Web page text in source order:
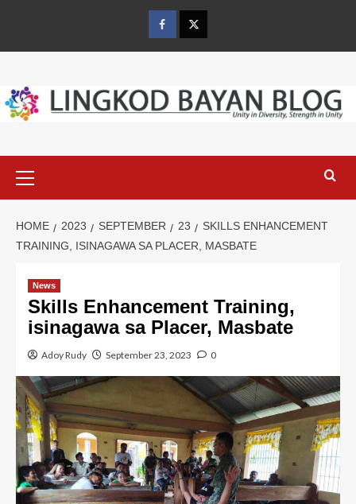
content
FacebookTwitter
Menu
HOME 2023 SEPTEMBER 23
SKILLS ENHANCEMENT
TRAINING, ISINAGAWA SA PLACER, MASBATE
News
Skills Enhancement Training,
isinagawa sa Placer, Masbate
Adoy Rudy September 23, 2023 0